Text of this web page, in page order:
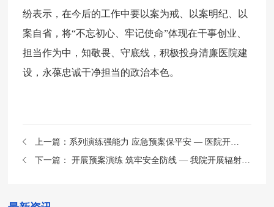
纷表示，在今后的工作中要以案为戒、以案明纪、以
案自省，将“不忘初心、牢记使命”体现在干事创业、
担当作为中，知敬畏、守底线，积极投身清廉医院建
设，永葆忠诚干净担当的政治本色。
上一篇：
下一篇：